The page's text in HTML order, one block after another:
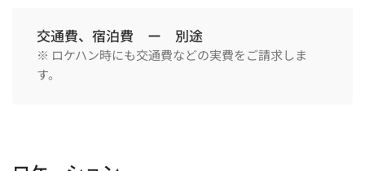
交通費、宿泊費 ー 別途
※ ロケハン時にも交通費などの実費をご請求しま
す。